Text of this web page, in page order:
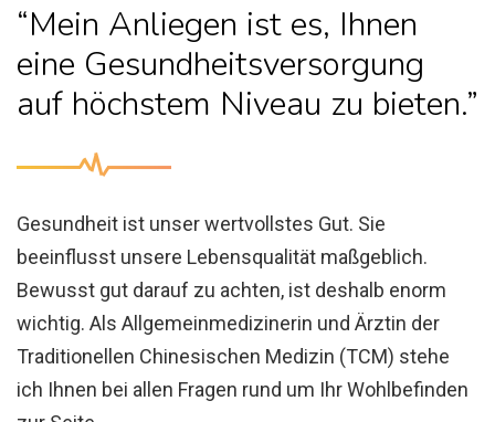
“Mein Anliegen ist es, Ihnen
eine Gesundheitsversorgung
auf höchstem Niveau zu bieten.”
Gesundheit ist unser wertvollstes Gut. Sie
beeinflusst unsere Lebensqualität maßgeblich.
Bewusst gut darauf zu achten, ist deshalb enorm
wichtig. Als Allgemeinmedizinerin und Ärztin der
Traditionellen Chinesischen Medizin (TCM) stehe
ich Ihnen bei allen Fragen rund um Ihr Wohlbefinden